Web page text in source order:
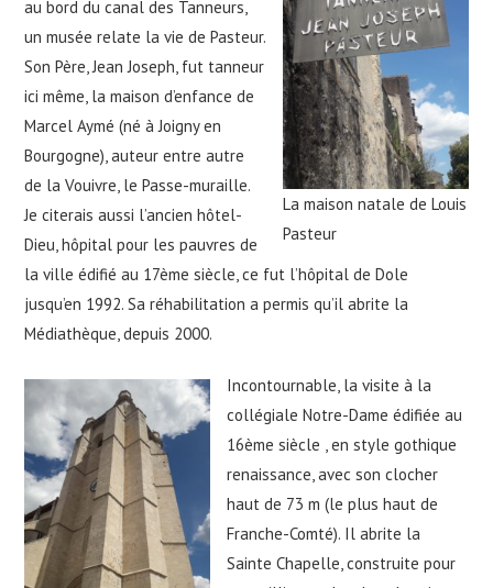
La maison natale de Louis
Pasteur
au bord du canal des Tanneurs,
un musée relate la vie de Pasteur.
Son Père, Jean Joseph, fut tanneur
ici même, la maison d’enfance de
Marcel Aymé (né à Joigny en
Bourgogne), auteur entre autre
de la Vouivre, le Passe-muraille.
Je citerais aussi l’ancien hôtel-
Dieu, hôpital pour les pauvres de
la ville édifié au 17ème siècle, ce fut l’hôpital de Dole
jusqu’en 1992. Sa réhabilitation a permis qu’il abrite la
Médiathèque, depuis 2000.
Incontournable, la visite à la
collégiale Notre-Dame édifiée au
16ème siècle , en style gothique
renaissance, avec son clocher
haut de 73 m (le plus haut de
Franche-Comté). Il abrite la
Sainte Chapelle, construite pour